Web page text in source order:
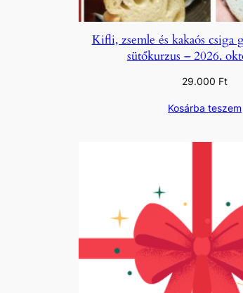
Kifli, zsemle és kakaós csiga
sütőkurzus – 2026.
29.000 Ft
Kosárba teszem